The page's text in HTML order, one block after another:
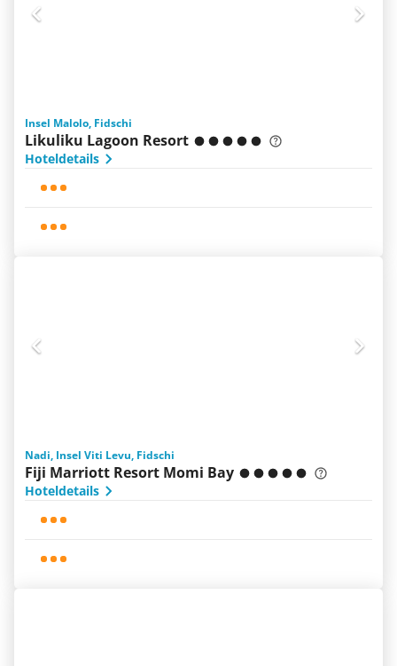
Insel Malolo, Fidschi
Likuliku Lagoon Resort
Hoteldetails
Nadi, Insel Viti Levu, Fidschi
Fiji Marriott Resort Momi Bay
Hoteldetails